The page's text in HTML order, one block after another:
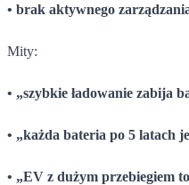
• brak aktywnego
Mity:
• „szybkie ładowanie zabija
• „każda bateria po 5 latach
• „EV z dużym przebiegiem